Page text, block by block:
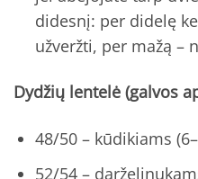
didesnį: per didelę
užveržti, per mažą –
Dydžių lentelė (galvos
48/50 – kūdikiams
52/54 –